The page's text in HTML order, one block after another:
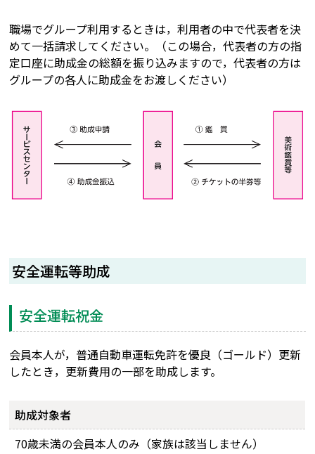
職場でグループ利用するときは，利用者の中で代表者を決
めて一括請求してください。（この場合，代表者の方の指
定口座に助成金の総額を振り込みますので，代表者の方は
グループの各人に助成金をお渡しください）
安全運転等助成
安全運転祝金
会員本人が，普通自動車運転免許を優良（ゴールド）更新
したとき，更新費用の一部を助成します。
助成対象者
70歳未満の会員本人のみ（家族は該当しません）